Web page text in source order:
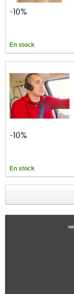
-10%
En stock
-10%
En stock